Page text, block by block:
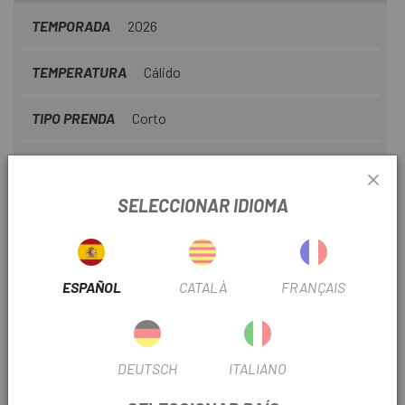
TEMPORADA 2026
TEMPERATURA Cálido
TIPO PRENDA Corto
Características principales
Panel trasero de cola abatible para cobertura
SELECCIONAR IDIOMA
ESPAÑOL CATALÀ FRANÇAIS
DEUTSCH ITALIANO